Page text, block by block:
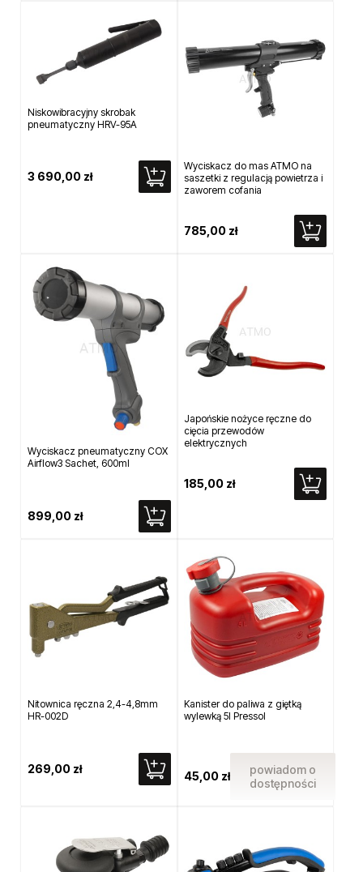
Niskowibracyjny skrobak
pneumatyczny HRV-95A
3 690,00 zł
Wyciskacz do mas ATMO na
saszetki z regulacją powietrza i
zaworem cofania
785,00 zł
Wyciskacz pneumatyczny COX
Airflow3 Sachet, 600ml
899,00 zł
Japońskie nożyce ręczne do
cięcia przewodów
elektrycznych
185,00 zł
Nitownica ręczna 2,4-4,8mm
HR-002D
269,00 zł
Kanister do paliwa z giętką
wylewką 5l Pressol
45,00 zł
powiadom o
dostępności